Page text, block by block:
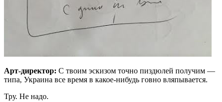
Арт-директор: С твоим эскизом точно пиздюлей получим —
типа, Украина все время в какое-нибудь говно вляпывается.
Тру. Не надо.